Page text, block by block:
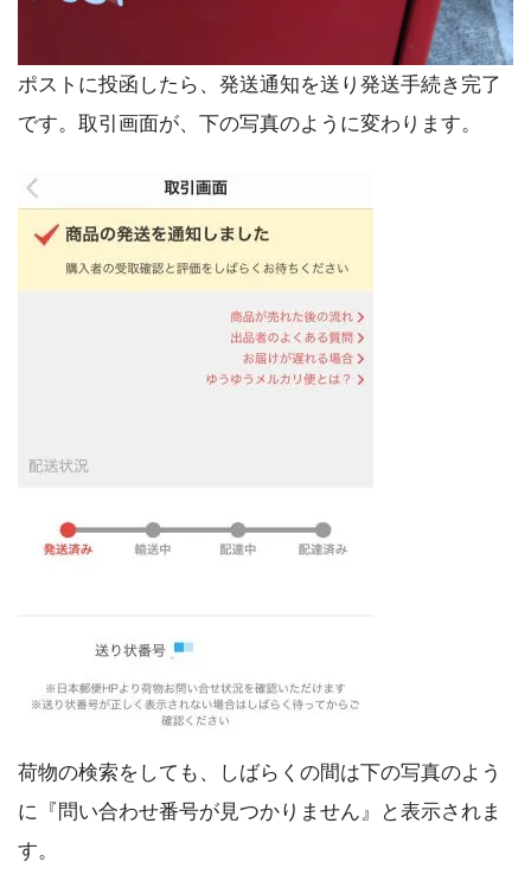
ポストに投函したら、発送通知を送り発送手続き完了
です。取引画面が、下の写真のように変わります。
荷物の検索をしても、しばらくの間は下の写真のよう
に『問い合わせ番号が見つかりません』と表示されま
す。